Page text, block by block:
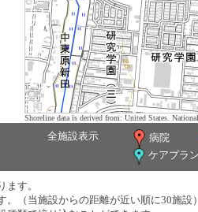
Shoreline data is derived from: United States.
全施設表示 病院
ケアプラン
ます。
（当施設からの距離が近い順に30施設）